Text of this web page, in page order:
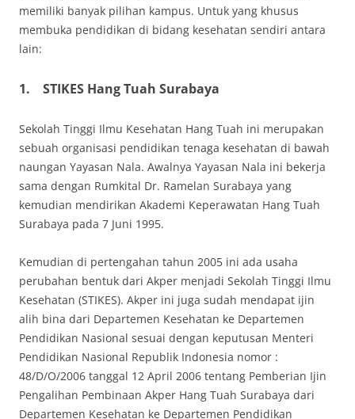
memiliki banyak pilihan kampus. Untuk yang khusus
membuka pendidikan di bidang kesehatan sendiri antara
lain:
1. STIKES Hang Tuah Surabaya
Sekolah Tinggi Ilmu Kesehatan Hang Tuah ini merupakan
sebuah organisasi pendidikan tenaga kesehatan di bawah
naungan Yayasan Nala. Awalnya Yayasan Nala ini bekerja
sama dengan Rumkital Dr. Ramelan Surabaya yang
kemudian mendirikan Akademi Keperawatan Hang Tuah
Surabaya pada 7 Juni 1995.
Kemudian di pertengahan tahun 2005 ini ada usaha
perubahan bentuk dari Akper menjadi Sekolah Tinggi Ilmu
Kesehatan (STIKES). Akper ini juga sudah mendapat ijin
alih bina dari Departemen Kesehatan ke Departemen
Pendidikan Nasional sesuai dengan keputusan Menteri
Pendidikan Nasional Republik Indonesia nomor :
48/D/O/2006 tanggal 12 April 2006 tentang Pemberian Ijin
Pengalihan Pembinaan Akper Hang Tuah Surabaya dari
Departemen Kesehatan ke Departemen Pendidikan